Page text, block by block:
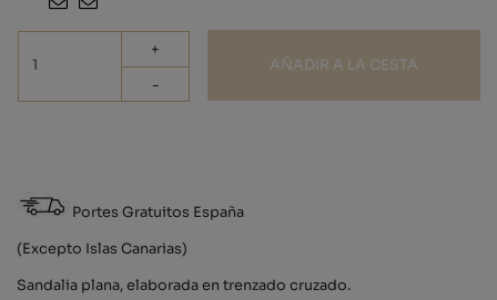
+
-
AÑADIR A LA CESTA
Portes Gratuitos España
(Excepto Islas Canarias)
Sandalia plana, elaborada en trenzado cruzado.